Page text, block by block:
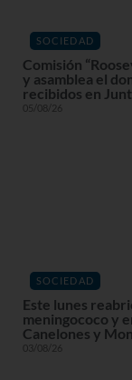
SOCIEDAD
Comisión
y asamblea el
recibidos en
05/08/26
SOCIEDAD
Este lunes
meningococo y
Canelones y
03/08/26